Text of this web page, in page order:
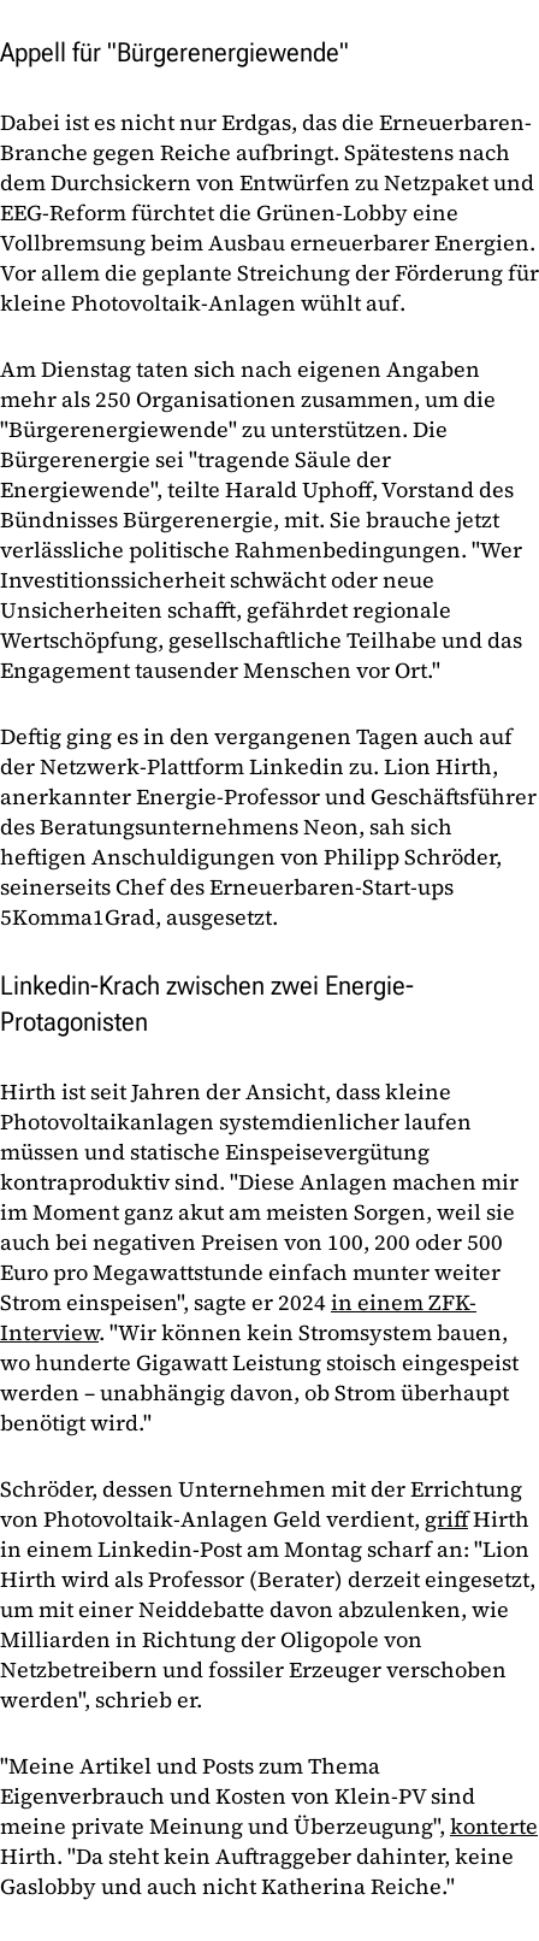
Appell für "Bürgerenergiewende"
Dabei ist es nicht nur Erdgas, das die Erneuerbaren-
Branche gegen Reiche aufbringt. Spätestens nach
dem Durchsickern von Entwürfen zu Netzpaket und
EEG-Reform fürchtet die Grünen-Lobby eine
Vollbremsung beim Ausbau erneuerbarer Energien.
Vor allem die geplante Streichung der Förderung für
kleine Photovoltaik-Anlagen wühlt auf.
Am Dienstag taten sich nach eigenen Angaben
mehr als 250 Organisationen zusammen, um die
"Bürgerenergiewende" zu unterstützen. Die
Bürgerenergie sei "tragende Säule der
Energiewende", teilte Harald Uphoff, Vorstand des
Bündnisses Bürgerenergie, mit. Sie brauche jetzt
verlässliche politische Rahmenbedingungen. "Wer
Investitionssicherheit schwächt oder neue
Unsicherheiten schafft, gefährdet regionale
Wertschöpfung, gesellschaftliche Teilhabe und das
Engagement tausender Menschen vor Ort."
Deftig ging es in den vergangenen Tagen auch auf
der Netzwerk-Plattform Linkedin zu. Lion Hirth,
anerkannter Energie-Professor und Geschäftsführer
des Beratungsunternehmens Neon, sah sich
heftigen Anschuldigungen von Philipp Schröder,
seinerseits Chef des Erneuerbaren-Start-ups
5Komma1Grad, ausgesetzt.
Linkedin-Krach zwischen zwei Energie-
Protagonisten
Hirth ist seit Jahren der Ansicht, dass kleine
Photovoltaikanlagen systemdienlicher laufen
müssen und statische Einspeisevergütung
kontraproduktiv sind. "Diese Anlagen machen mir
im Moment ganz akut am meisten Sorgen, weil sie
auch bei negativen Preisen von 100, 200 oder 500
Euro pro Megawattstunde einfach munter weiter
Strom einspeisen", sagte er 2024in einem ZFK-
Interview. "Wir können kein Stromsystem bauen,
wo hunderte Gigawatt Leistung stoisch eingespeist
werden – unabhängig davon, ob Strom überhaupt
benötigt wird."
Schröder, dessen Unternehmen mit der Errichtung
von Photovoltaik-Anlagen Geld verdient, griffHirth
in einem Linkedin-Post am Montag scharf an: "Lion
Hirth wird als Professor (Berater) derzeit eingesetzt,
um mit einer Neiddebatte davon abzulenken, wie
Milliarden in Richtung der Oligopole von
Netzbetreibern und fossiler Erzeuger verschoben
werden", schrieb er.
"Meine Artikel und Posts zum Thema
Eigenverbrauch und Kosten von Klein-PV sind
meine private Meinung und Überzeugung", konterte
Hirth. "Da steht kein Auftraggeber dahinter, keine
Gaslobby und auch nicht Katherina Reiche."